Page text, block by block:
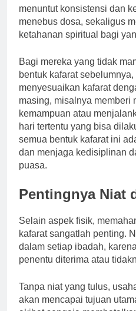
menuntut konsistensi dan
menebus dosa, sekaligus
ketahanan spiritual bagi
Bagi mereka yang tidak
bentuk kafarat
menyesuaikan kafarat
masing, misalnya memberi
kemampuan atau
hari tertentu yang bisa
semua bentuk kafarat ini
dan menjaga kedisiplinan
puasa.
Pentingnya Niat
Selain aspek fisik,
kafarat sangatlah penting.
dalam setiap ibadah,
penentu diterima atau
Tanpa niat yang tulus,
akan mencapai tujuan